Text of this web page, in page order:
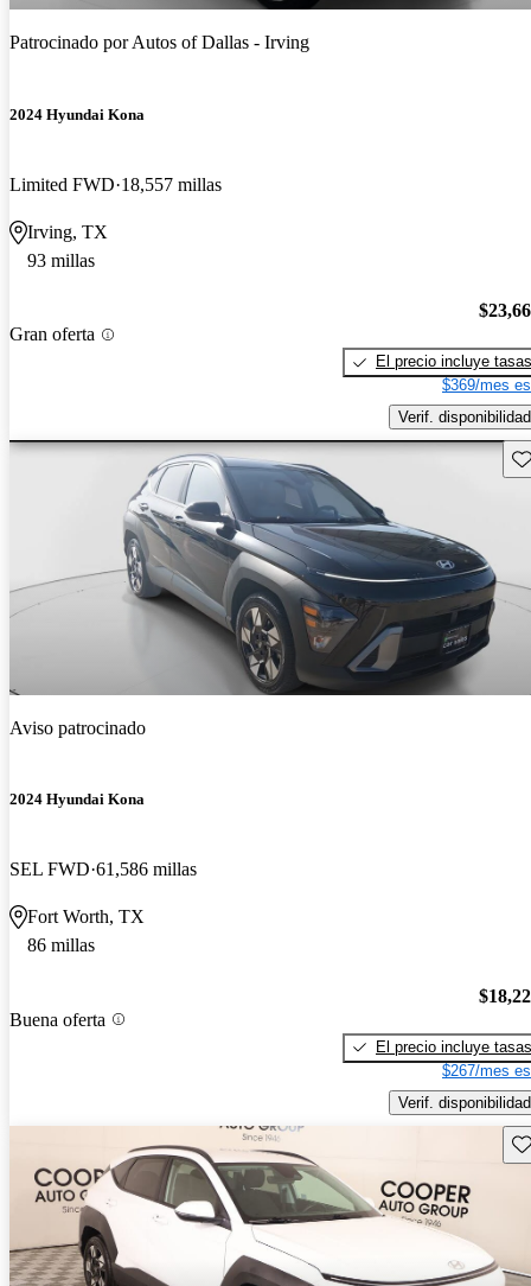
Patrocinado porAutos of Dallas - Irving
2024 Hyundai Kona
Limited FWD 18,557 millas
Irving, TX
93 millas
Gran oferta
El precio incluye tasas
$369/mes
Verif. disponibilidad
Aviso patrocinado
2024 Hyundai Kona
SEL FWD 61,586 millas
Fort Worth, TX
86 millas
Buena oferta
El precio incluye tasas
$267/mes
Verif. disponibilidad